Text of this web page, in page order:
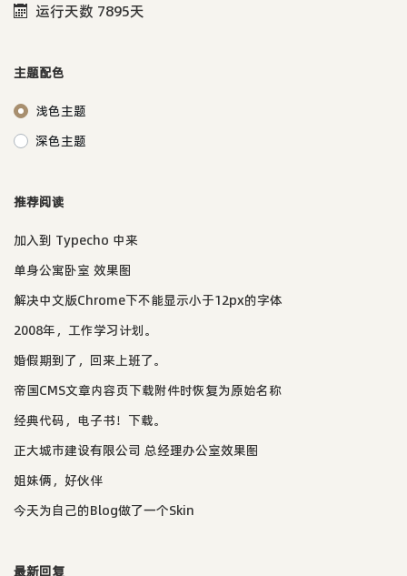
运行天数 7895天
主题配色
浅色主题
深色主题
推荐阅读
加入到 Typecho 中来
单身公寓卧室 效果图
解决中文版Chrome下不能显示小于12px的字体
2008年，工作学习计划。
婚假期到了，回来上班了。
帝国CMS文章内容页下载附件时恢复为原始名称
经典代码，电子书！下载。
正大城市建设有限公司 总经理办公室效果图
姐妹俩，好伙伴
今天为自己的Blog做了一个Skin
最新回复